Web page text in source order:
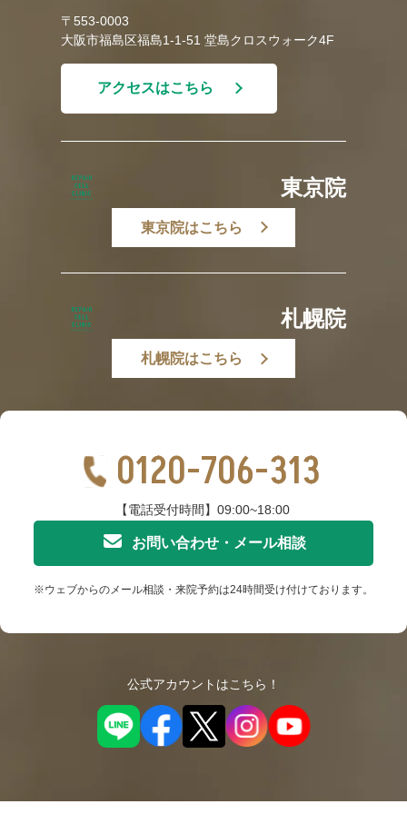
〒553-0003
大阪市福島区福島1-1-51 堂島クロスウォーク4F
アクセスはこちら
東京院
東京院はこちら
札幌院
札幌院はこちら
0120-706-313
【電話受付時間】09:00~18:00
お問い合わせ・メール相談
※ウェブからのメール相談・来院予約は24時間受け付けております。
公式アカウントはこちら！